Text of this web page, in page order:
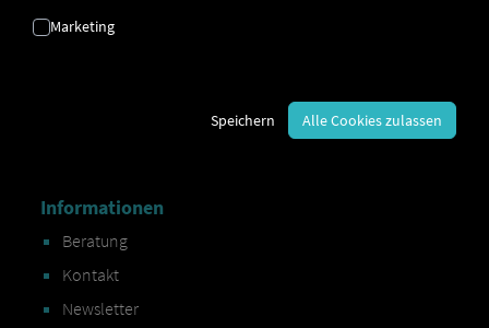
Registrieren
Informationen
Beratung
Kontakt
Newsletter
Marketing
Speichern Alle Cookies zulassen